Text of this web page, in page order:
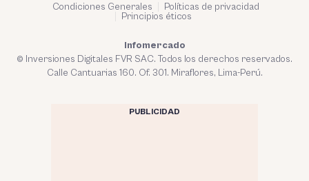
Condiciones Generales
Políticas de privacidad
Principios éticos
Infomercado
© Inversiones Digitales FVR SAC. Todos los derechos reservados.
Calle Cantuarias 160. Of. 301. Miraflores, Lima-Perú.
PUBLICIDAD